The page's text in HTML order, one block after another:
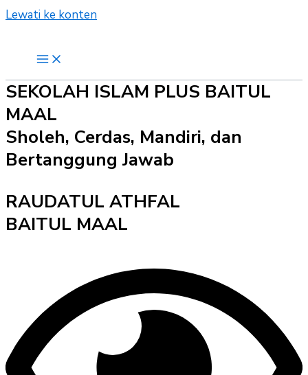
Lewati ke konten
SEKOLAH ISLAM PLUS BAITUL
MAAL
Sholeh, Cerdas, Mandiri, dan
Bertanggung Jawab
RAUDATUL ATHFAL
BAITUL MAAL